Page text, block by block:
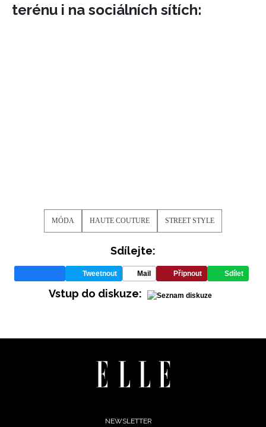
terénu i na sociálních sítích:
MÓDA HAUTE COUTURE STREET STYLE
Sdílejte:
Tweetnout Mail Připnout Sdílet
Vstup do diskuze:
NEWSLETTER